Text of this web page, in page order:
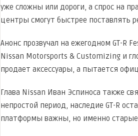
уже сложны или дороги, а спрос на
центры смогут быстрее поставлять
Анонс прозвучал на ежегодном GT-R
Nissan Motorsports & Customizing и
продает аксессуары, а пытается
Глава Nissan Иван Эспиноса также
непростой период, наследие GT-R
платформы важны, но именно